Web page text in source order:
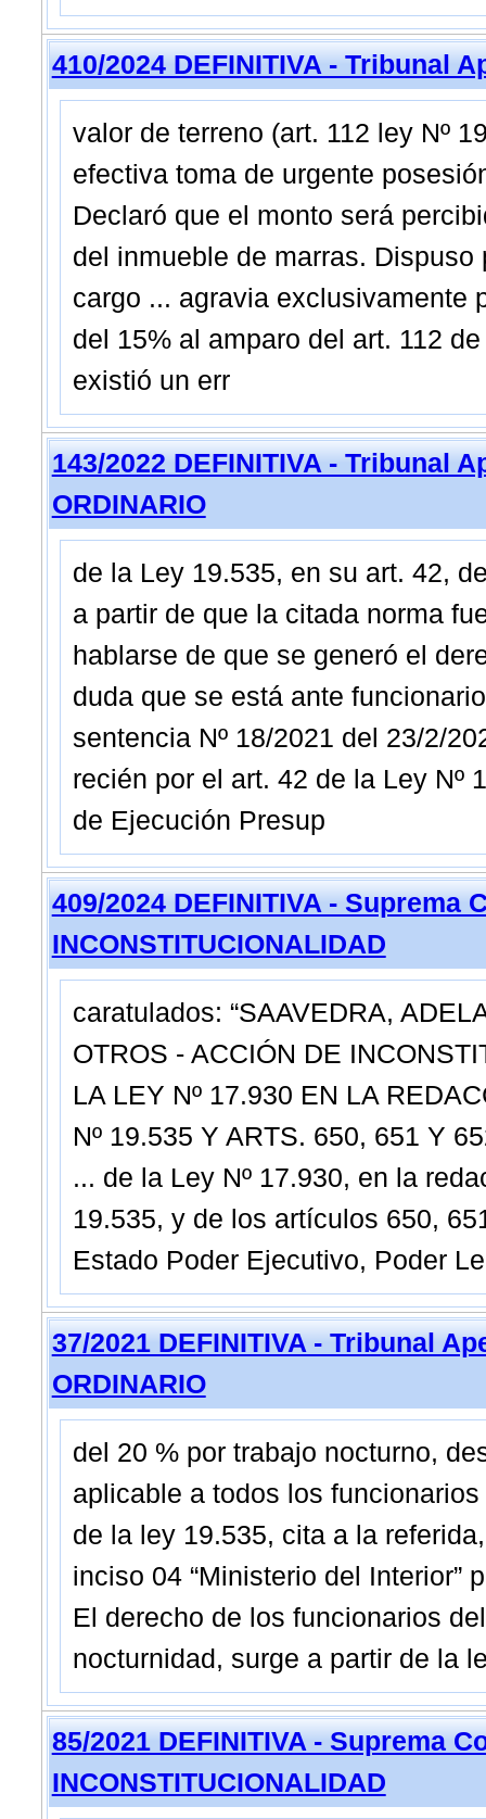
410/2024 DEFINITIVA - Tribunal
valor de terreno (art. 112 ley Nº
efectiva toma de urgente
Declaró que el monto será
del inmueble de marras.
cargo ... agravia exclusivamente
del 15% al amparo del art. 112
existió un err
143/2022 DEFINITIVA - Tribunal
ORDINARIO
de la Ley 19.535, en su art. 42,
a partir de que la citada norma
hablarse de que se generó el
duda que se está ante
sentencia Nº 18/2021 del 23/2/
recién por el art. 42 de la Ley Nº
de Ejecución Presup
409/2024 DEFINITIVA - Suprema
INCONSTITUCIONALIDAD
caratulados: “SAAVEDRA,
OTROS - ACCIÓN DE
LA LEY Nº 17.930 EN LA
Nº 19.535 Y ARTS. 650, 651 Y
... de la Ley Nº 17.930, en la
19.535, y de los artículos 650,
Estado Poder Ejecutivo, Poder
37/2021 DEFINITIVA - Tribunal
ORDINARIO
del 20 % por trabajo nocturno,
aplicable a todos los
de la ley 19.535, cita a la
inciso 04 “Ministerio del Interior”
El derecho de los funcionarios
nocturnidad, surge a partir de la
85/2021 DEFINITIVA - Suprema
INCONSTITUCIONALIDAD